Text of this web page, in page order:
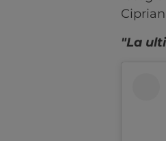
"La